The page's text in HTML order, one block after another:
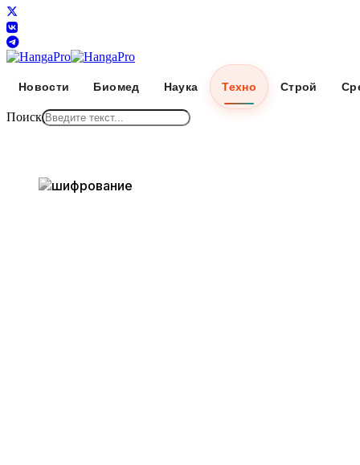
Новости Биомед Наука Техно Строй
Поиск